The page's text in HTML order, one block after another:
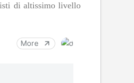
di altissimo livello